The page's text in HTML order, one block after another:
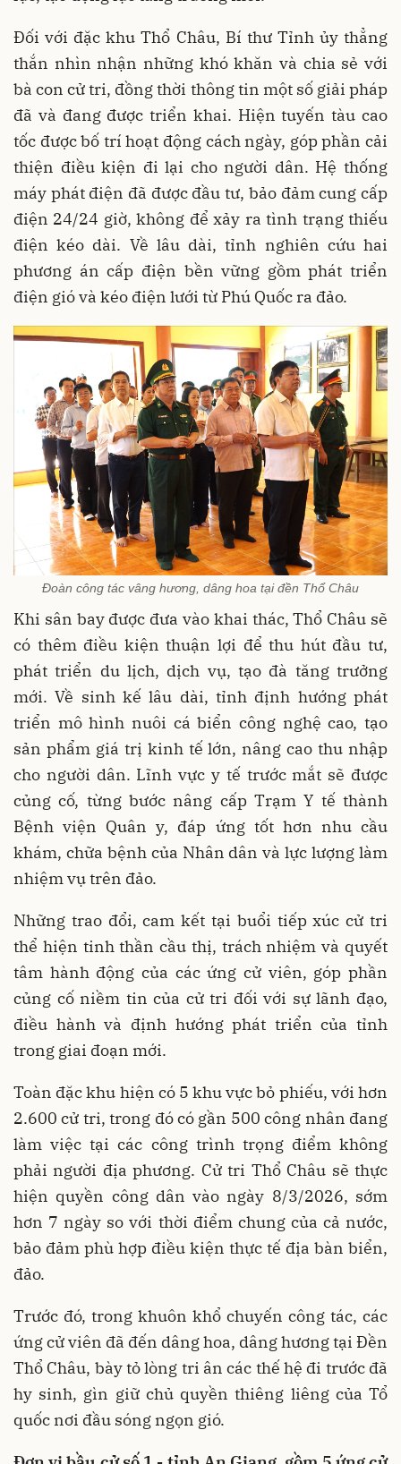
Đối với đặc khu Thổ Châu, Bí thư Tỉnh ủy thẳng
thắn nhìn nhận những khó khăn và chia sẻ với
bà con cử tri, đồng thời thông tin một số giải pháp
đã và đang được triển khai. Hiện tuyến tàu cao
tốc được bố trí hoạt động cách ngày, góp phần cải
thiện điều kiện đi lại cho người dân. Hệ thống
máy phát điện đã được đầu tư, bảo đảm cung cấp
điện 24/24 giờ, không để xảy ra tình trạng thiếu
điện kéo dài. Về lâu dài, tỉnh nghiên cứu hai
phương án cấp điện bền vững gồm phát triển
điện gió và kéo điện lưới từ Phú Quốc ra đảo.
Đoàn công tác vâng hương, dâng hoa tại đền Thổ Châu
Khi sân bay được đưa vào khai thác, Thổ Châu sẽ
có thêm điều kiện thuận lợi để thu hút đầu tư,
phát triển du lịch, dịch vụ, tạo đà tăng trưởng
mới. Về sinh kế lâu dài, tỉnh định hướng phát
triển mô hình nuôi cá biển công nghệ cao, tạo
sản phẩm giá trị kinh tế lớn, nâng cao thu nhập
cho người dân. Lĩnh vực y tế trước mắt sẽ được
củng cố, từng bước nâng cấp Trạm Y tế thành
Bệnh viện Quân y, đáp ứng tốt hơn nhu cầu
khám, chữa bệnh của Nhân dân và lực lượng làm
nhiệm vụ trên đảo.
Những trao đổi, cam kết tại buổi tiếp xúc cử tri
thể hiện tinh thần cầu thị, trách nhiệm và quyết
tâm hành động của các ứng cử viên, góp phần
củng cố niềm tin của cử tri đối với sự lãnh đạo,
điều hành và định hướng phát triển của tỉnh
trong giai đoạn mới.
Toàn đặc khu hiện có 5 khu vực bỏ phiếu, với hơn
2.600 cử tri, trong đó có gần 500 công nhân đang
làm việc tại các công trình trọng điểm không
phải người địa phương. Cử tri Thổ Châu sẽ thực
hiện quyền công dân vào ngày 8/3/2026, sớm
hơn 7 ngày so với thời điểm chung của cả nước,
bảo đảm phù hợp điều kiện thực tế địa bàn biển,
đảo.
Trước đó, trong khuôn khổ chuyến công tác, các
ứng cử viên đã đến dâng hoa, dâng hương tại Đền
Thổ Châu, bày tỏ lòng tri ân các thế hệ đi trước đã
hy sinh, gìn giữ chủ quyền thiêng liêng của Tổ
quốc nơi đầu sóng ngọn gió.